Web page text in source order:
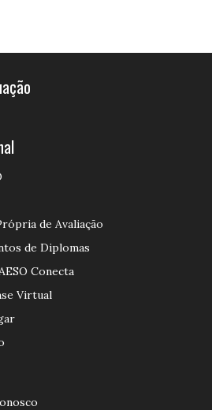
de Avaliação
de Diplomas
Conecta
Virtual